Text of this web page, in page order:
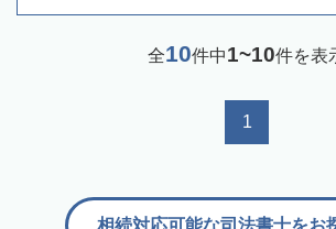
全10件中1~10件を表
1